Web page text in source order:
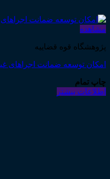
مشاهده
پژوهشگاه قوه قضاییه
امکان توسعه ضمانت اجراهای
چاپ تمام
اطلاعات بیشتر